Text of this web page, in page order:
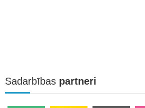
Sadarbības partneri